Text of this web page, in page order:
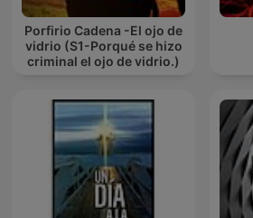
Porfirio Cadena -El ojo de
vidrio (S1-Porqué se hizo
criminal el ojo de vidrio.)